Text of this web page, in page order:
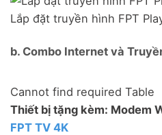
Lắp đặt truyền hình FPT
b. Combo Internet và
Cannot find required Table
Thiết bị tặng kèm: Modem
FPT TV 4K